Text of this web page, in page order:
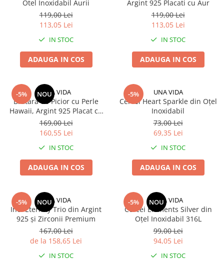
Otel Inoxidabil Aurii
119,00 Lei
113,05 Lei
IN STOC
ADAUGA IN COS
Argint 925 Placati cu Aur
119,00 Lei
113,05 Lei
IN STOC
ADAUGA IN COS
-5% NOU
UNA VIDA
Bratara de Picior cu Perle
Hawaii, Argint 925 Placat cu
Aur
169,00 Lei
160,55 Lei
IN STOC
ADAUGA IN COS
-5% UNA VIDA
Cercei Heart Sparkle din Oțel
Inoxidabil
73,00 Lei
69,35 Lei
IN STOC
ADAUGA IN COS
-5% NOU
UNA VIDA
Inel Eternity Trio din Argint
925 și Zirconii Premium
167,00 Lei
de la 158,65 Lei
IN STOC
-5% NOU
UNA VIDA
Cercei Elements Silver din
Oțel Inoxidabil 316L
99,00 Lei
94,05 Lei
IN STOC